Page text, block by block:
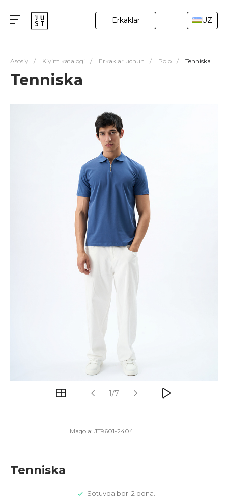
Erkaklar UZ
Asosiy / Kiyim katalogi / Erkaklar uchun / Polo / Tenniska
Tenniska
1/7
Maqola: JT9601-2404
Tenniska
Sotuvda bor: 2 dona.